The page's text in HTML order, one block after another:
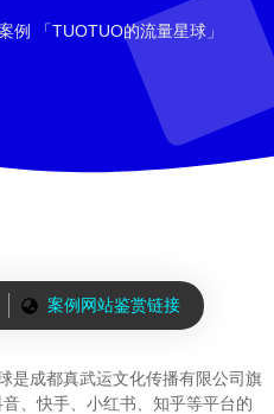
例 「TUOTUO的流量星球」
案例网站鉴赏链接
是成都真武运文化传播有限公司旗
、快手、小红书、知乎等平台的